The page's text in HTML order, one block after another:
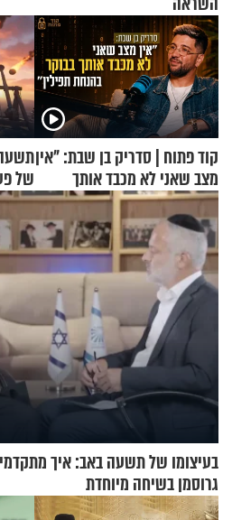
קוד פתוח | סדריק בן שבת: "אין
מצב שאני לא מכבד אותך
בבוקר בהנחת תפילין"
של
בעיצומו של תשעה באב: איך
גרוסמן בשיחה מיוחדת